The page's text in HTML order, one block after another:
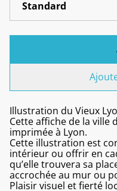
Illustration du Vieux
Cette affiche de la ville
imprimée à Lyon.
Cette illustration est
intérieur ou offrir en
qu’elle trouvera sa
accrochée au mur ou
Plaisir visuel et fierté